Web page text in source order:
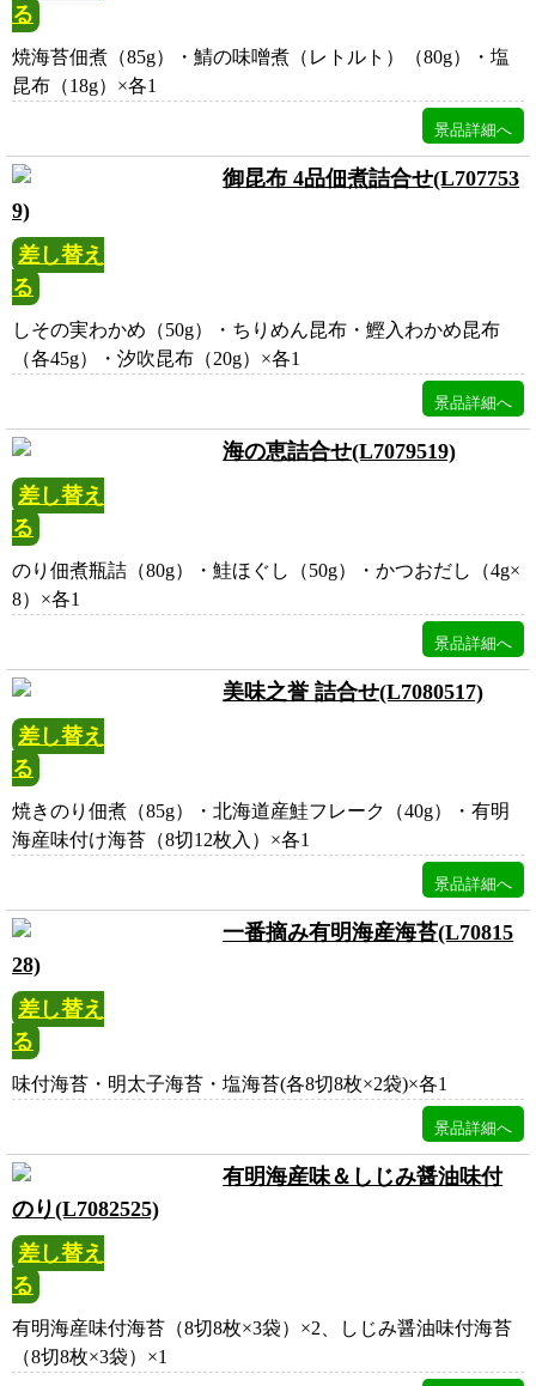
る
焼海苔佃煮（85g）・鯖の味噌煮（レトルト）（80g）・塩
昆布（18g）×各1
御昆布 4品佃煮詰合せ(L707753
9)
差し替え
る
しその実わかめ（50g）・ちりめん昆布・鰹入わかめ昆布
（各45g）・汐吹昆布（20g）×各1
海の恵詰合せ(L7079519)
差し替え
る
のり佃煮瓶詰（80g）・鮭ほぐし（50g）・かつおだし（4g×
8）×各1
美味之誉 詰合せ(L7080517)
差し替え
る
焼きのり佃煮（85g）・北海道産鮭フレーク（40g）・有明
海産味付け海苔（8切12枚入）×各1
一番摘み有明海産海苔(L70815
28)
差し替え
る
味付海苔・明太子海苔・塩海苔(各8切8枚×2袋)×各1
有明海産味＆しじみ醤油味付
のり(L7082525)
差し替え
る
有明海産味付海苔（8切8枚×3袋）×2、しじみ醤油味付海苔
（8切8枚×3袋）×1